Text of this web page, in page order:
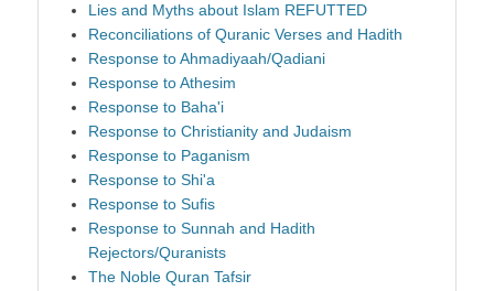
Lies and Myths about Islam REFUTTED
Reconciliations of Quranic Verses and Hadith
Response to Ahmadiyaah/Qadiani
Response to Athesim
Response to Baha'i
Response to Christianity and Judaism
Response to Paganism
Response to Shi'a
Response to Sufis
Response to Sunnah and Hadith
Rejectors/Quranists
The Noble Quran Tafsir